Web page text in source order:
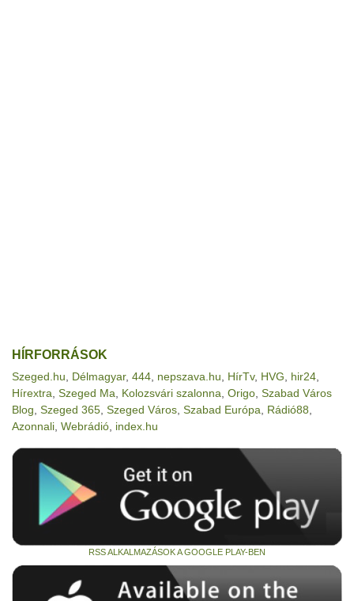
HÍRFORRÁSOK
Szeged.hu Délmagyar, 444 nepszava.hu HírTv, HVG hir24
Hírextra Szeged Ma Kolozsvári szalonna Origo Szabad Város
Blog Szeged 365 Szeged Város Szabad Európa Rádió88
Azonnali Webrádió index.hu
RSS ALKALMAZÁSOK A GOOGLE PLAY-BEN